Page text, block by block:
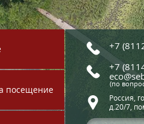
посещение
+7
+7
(по
Россия,
д.20/7,